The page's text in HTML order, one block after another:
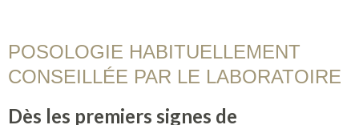
POSOLOGIE HABITUELLEMENT
CONSEILLÉE PAR LE LABORATOIRE
Dès les premiers signes de